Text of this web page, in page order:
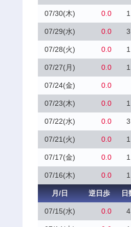
07/30(木) 0.0 1
07/29(水) 0.0 3
07/28(火) 0.0 1
07/27(月) 0.0 1
07/24(金) 0.0
07/23(木) 0.0 1
07/22(水) 0.0 3
07/21(火) 0.0 1
07/17(金) 0.0 1
07/16(木) 0.0 1
月/日 逆日歩 日
07/15(水) 0.0 4